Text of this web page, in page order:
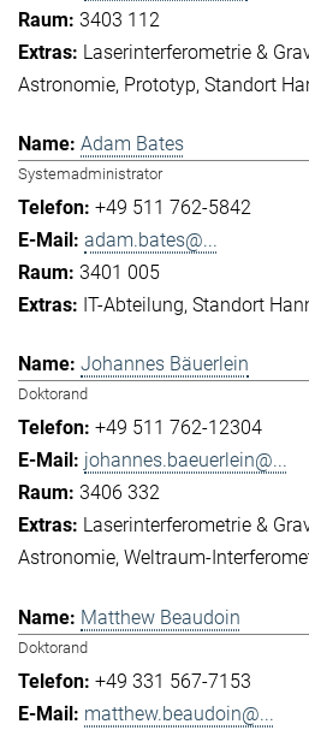
3403 112
Laserinterferometrie &
Astronomie Prototyp Standort
Adam Bates
Systemadministrator
+49 511 762-5842
adam.bates@...
3401 005
IT-Abteilung Standort
Johannes Bäuerlein
Doktorand
+49 511 762-12304
johannes.baeuerlein@...
3406 332
Laserinterferometrie &
Astronomie Weltraum-
Matthew Beaudoin
Doktorand
+49 331 567-7153
matthew.beaudoin@...